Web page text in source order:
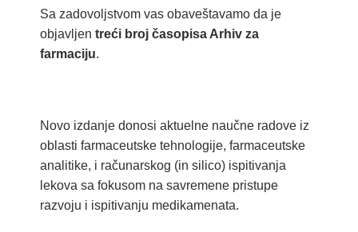
Sa zadovoljstvom vas obaveštavamo da je
objavljen treći broj časopisa Arhiv za
farmaciju.
Novo izdanje donosi aktuelne naučne radove iz
oblasti farmaceutske tehnologije, farmaceutske
analitike, i računarskog (in silico) ispitivanja
lekova sa fokusom na savremene pristupe
razvoju i ispitivanju medikamenata.